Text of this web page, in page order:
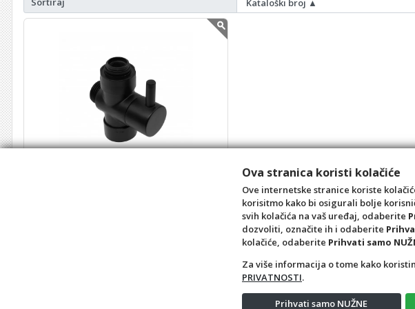
Ova stranica koristi kolačiće
Ove internetske stranice koriste
korisitmo kako bi osigurali bolje
svih kolačića na vaš uređaj, odaberite
dozvoliti, označite ih i odaberite
kolačiće, odaberite Prihvati samo
Za više informacija o tome kako
PRIVATNOSTI.
Prihvati samo NUŽNE